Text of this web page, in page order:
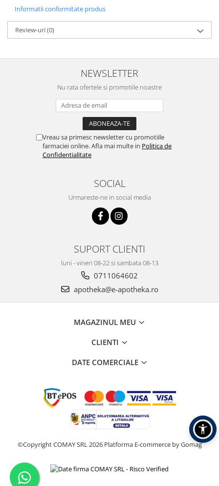
Informatii conformitate produs
Review-uri(0)
NEWSLETTER
Nu rata ofertele si promotiile noastre
Vreau sa primesc newsletter cu promotiile
farmaciei online. Afla mai multe in Politica de
Confidentialitate
SOCIAL
Urmareste-ne in social media
SUPORT CLIENTI
luni - vineri 08-22 si sambata 08-13
0711064602
apotheka@e-apotheka.ro
MAGAZINUL MEU
CLIENTI
DATE COMERCIALE
©Copyright COMAY SRL 2026 Platforma E-commerce by Gomag